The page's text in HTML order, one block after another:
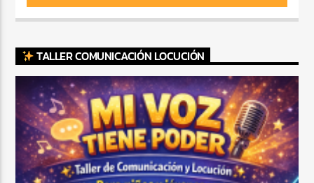
TALLER COMUNICACIÓN LOCUCIÓN